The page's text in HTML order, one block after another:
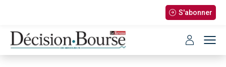
S'abonner